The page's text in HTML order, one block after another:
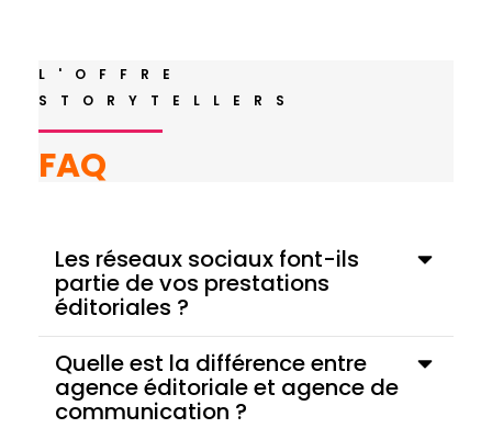
L'OFFRE
STORYTELLERS
FAQ
Les réseaux sociaux font-ils
partie de vos prestations
éditoriales ?
Quelle est la différence entre
agence éditoriale et agence de
communication ?